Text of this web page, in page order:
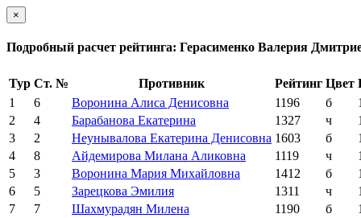
×
Подробный расчет рейтинга: Герасименко Валерия
Тур Ст. № Противник Рейтинг Цвет
1
6 Воронина Алиса Денисовна 1196 б
2
4 Барабанова Екатерина 1327 ч
3
2 Неунывалова Екатерина Денисовна 1603 б
4
8 Айдемирова Милана Аликовна 1119 ч
5
3 Воронина Мария Михайловна 1412 б
6
5 Зарецкова Эмилия 1311 ч
7
7 Шахмурадян Милена 1190 б